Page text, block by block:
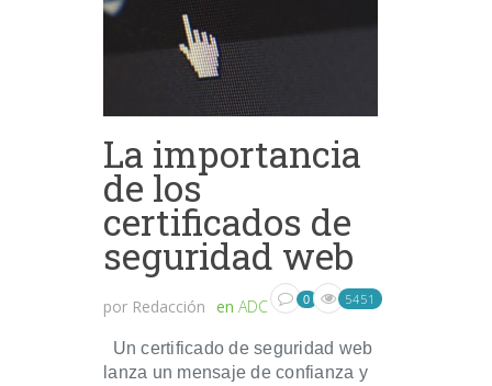
La importancia
de los
certificados de
seguridad web
por Redacción en ADC 0 5451
Un certificado de seguridad web
lanza un mensaje de confianza y